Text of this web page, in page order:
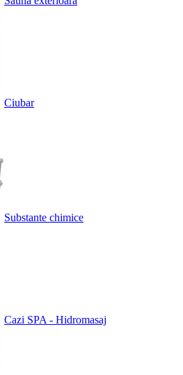
Ciubar
Substante chimice
Cazi SPA - Hidromasaj